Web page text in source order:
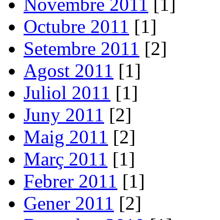
Octubre 2011 [1]
Setembre 2011 [2]
Agost 2011 [1]
Juliol 2011 [1]
Juny 2011 [2]
Maig 2011 [2]
Març 2011 [1]
Febrer 2011 [1]
Gener 2011 [2]